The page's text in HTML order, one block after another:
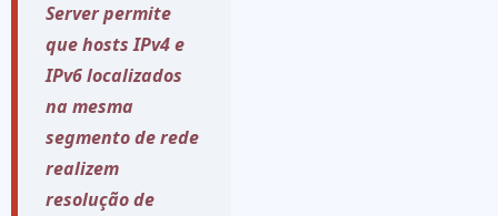
Server permite
que hosts IPv4 e
IPv6 localizados
na mesma
segmento de rede
realizem
resolução de